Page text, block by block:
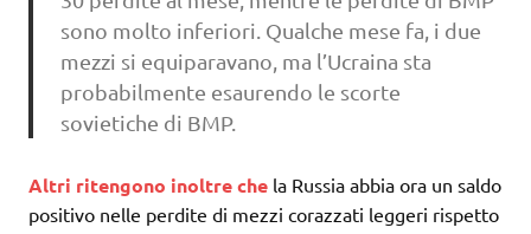
sono molto inferiori. Qualche mese fa, i due
mezzi si equiparavano, ma l’Ucraina sta
probabilmente esaurendo le scorte
sovietiche di BMP.
Altri ritengono inoltre che la Russia abbia ora un saldo
positivo nelle perdite di mezzi corazzati leggeri rispetto